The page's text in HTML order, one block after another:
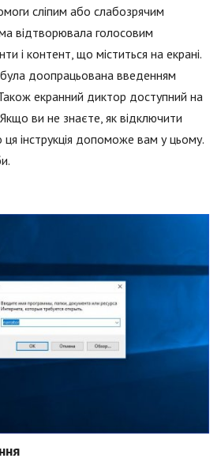
сліпим або слабозрячим
відтворювала голосовим
і контент, що міститься на екрані.
доопрацьована введенням
екранний диктор доступний на
ви не знаєте, як відключити
інструкція допоможе вам у цьому.